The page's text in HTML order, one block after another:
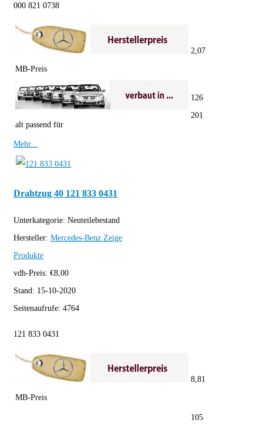
000 821 0738
MB-Preis
2,07
alt passend für
126
201
Mehr...
Drahtzug 40 121 833 0431
Unterkategorie: Neuteilebestand
Hersteller: Mercedes-Benz Zeige
Produkte
vdh-Preis: €8,00
Stand: 15-10-2020
Seitenaufrufe: 4764
121 833 0431
MB-Preis
8,81
105